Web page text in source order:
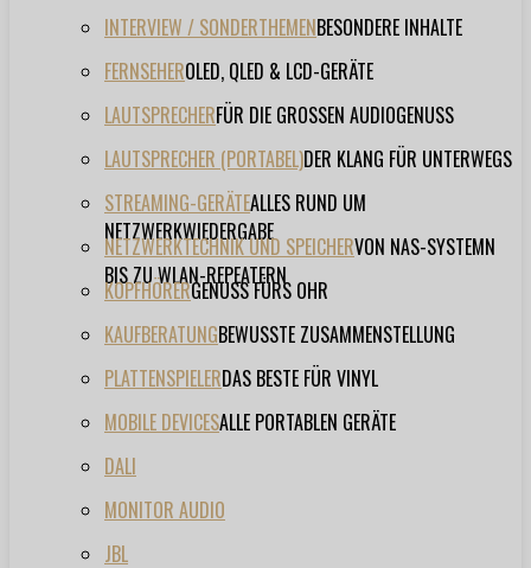
INTERVIEW / SONDERTHEMENBESONDERE INHALTE
FERNSEHEROLED, QLED & LCD-GERÄTE
LAUTSPRECHERFÜR DIE GROSSEN AUDIOGENUSS
LAUTSPRECHER (PORTABEL)DER KLANG FÜR UNTERWEGS
STREAMING-GERÄTEALLES RUND UM
NETZWERKWIEDERGABE
NETZWERKTECHNIK UND SPEICHERVON NAS-SYSTEMN
BIS ZU WLAN-REPEATERN
KOPFHÖRERGENUSS FÜRS OHR
KAUFBERATUNGBEWUSSTE ZUSAMMENSTELLUNG
PLATTENSPIELERDAS BESTE FÜR VINYL
MOBILE DEVICESALLE PORTABLEN GERÄTE
DALI
MONITOR AUDIO
JBL